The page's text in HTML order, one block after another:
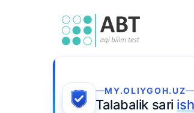
MY.OLIYGOH.UZ
Talabalik sari